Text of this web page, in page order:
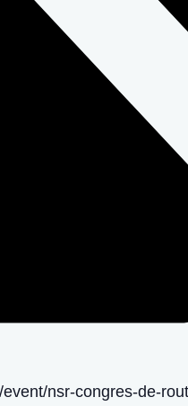
nsr-congres-de-